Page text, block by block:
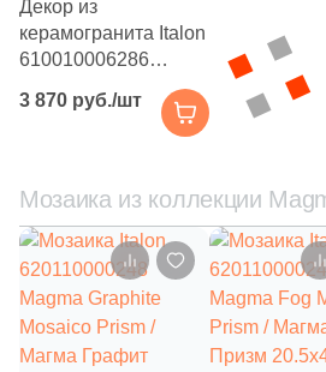
Декор из
керамогранита Italon
610010006286
Магма Айс / Magma
Ice Brick 3D 30x80
натуральный / 3D/
камень
3 870 руб./шт
Мозаика из коллекции